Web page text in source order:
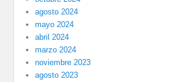
agosto 2024
mayo 2024
abril 2024
marzo 2024
noviembre 2023
agosto 2023